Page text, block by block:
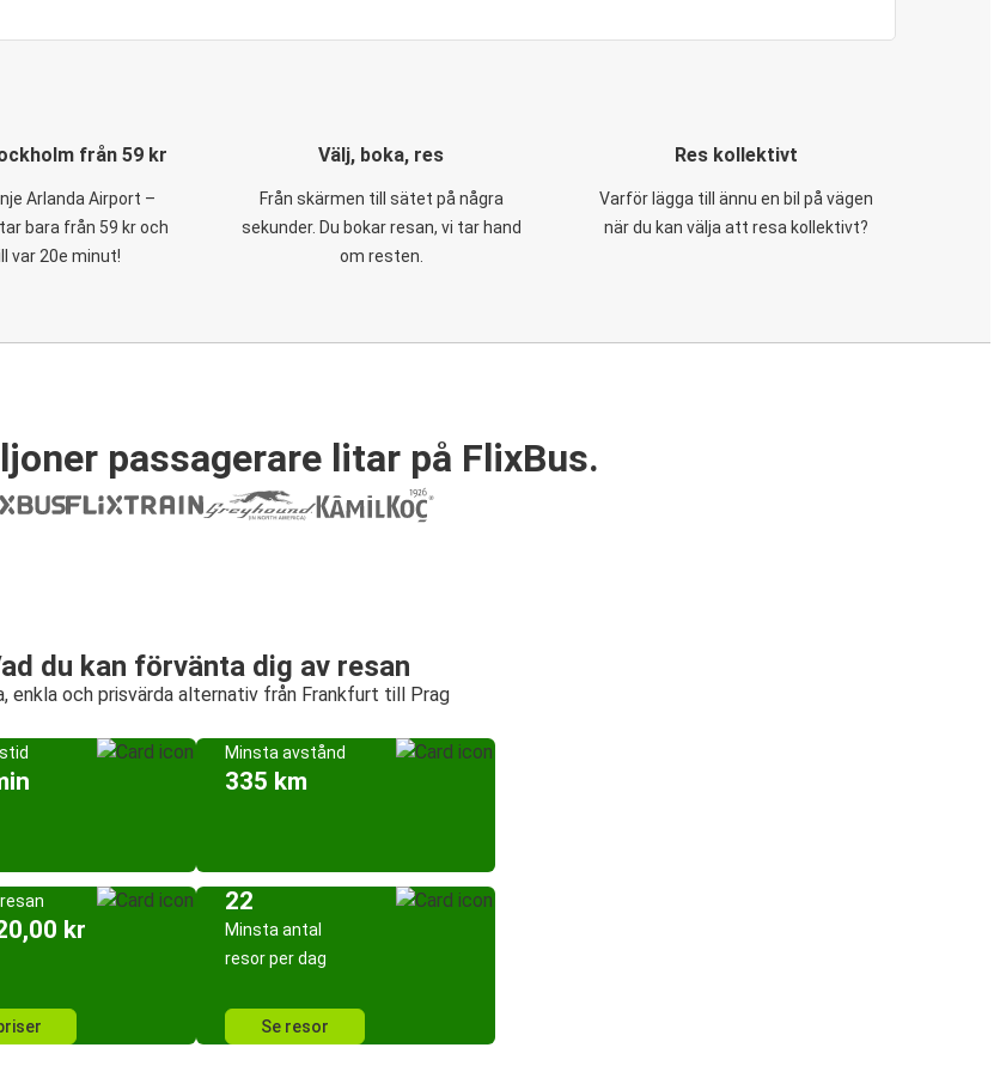
från 59 kr
Arlanda Airport –
bara från 59 kr och
var 20e minut!
Välj, boka, res
Från skärmen till sätet på några
sekunder. Du bokar resan, vi tar hand
om resten.
Res kollektivt
Varför lägga till ännu en bil på vägen
när du kan välja att resa kollektivt?
passagerare litar på FlixBus.
du kan förvänta dig av resan
enkla och prisvärda alternativ från Frankfurt till Prag
Minsta avstånd
335 km
kr
22
Minsta antal
resor per dag
Se resor